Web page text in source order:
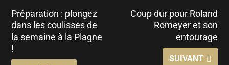
Préparation : plongez
dans les coulisses de
la semaine à la Plagne
!
Coup dur pour Roland
Romeyer et son
entourage
SUIVANT